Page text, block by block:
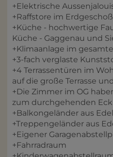
+Elektrische
+Raffstore im Erdgeschoß
+Küche - hochwertige
Küche - Gaggenau und
+Klimaanlage im
+3-fach verglaste
+4 Terrassentüren im
auf die große Terrasse
+Die Zimmer im OG
zum durchgehenden
+Balkongeländer aus
+Treppengeländer aus
+Eigener
+Fahrradraum